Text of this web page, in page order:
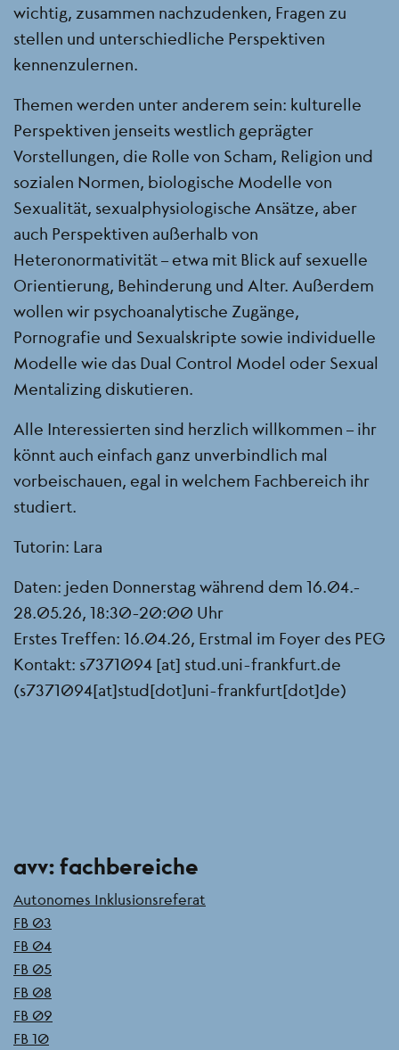
wichtig, zusammen nachzudenken, Fragen zu
stellen und unterschiedliche Perspektiven
kennenzulernen.
Themen werden unter anderem sein: kulturelle
Perspektiven jenseits westlich geprägter
Vorstellungen, die Rolle von Scham, Religion und
sozialen Normen, biologische Modelle von
Sexualität, sexualphysiologische Ansätze, aber
auch Perspektiven außerhalb von
Heteronormativität – etwa mit Blick auf sexuelle
Orientierung, Behinderung und Alter. Außerdem
wollen wir psychoanalytische Zugänge,
Pornografie und Sexualskripte sowie individuelle
Modelle wie das Dual Control Model oder Sexual
Mentalizing diskutieren.
Alle Interessierten sind herzlich willkommen – ihr
könnt auch einfach ganz unverbindlich mal
vorbeischauen, egal in welchem Fachbereich ihr
studiert.
Tutorin: Lara
Daten: jeden Donnerstag während dem 16.04.-
28.05.26, 18:30-20:00 Uhr
Erstes Treffen: 16.04.26, Erstmal im Foyer des PEG
Kontakt: s7371094 [at] stud.uni-frankfurt.de
(s7371094[at]stud[dot]uni-frankfurt[dot]de)
Seitenleiste
avv: fachbereiche
Autonomes Inklusionsreferat
FB 03
FB 04
FB 05
FB 08
FB 09
FB 10